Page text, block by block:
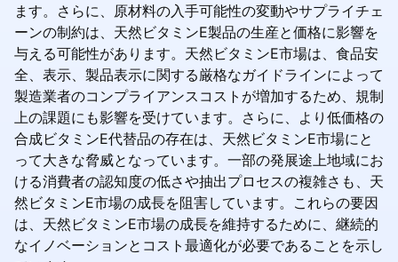
ます。さらに、原材料の入手可能性の変動やサプライチェ
ーンの制約は、天然ビタミンE製品の生産と価格に影響を
与える可能性があります。天然ビタミンE市場は、食品安
全、表示、製品表示に関する厳格なガイドラインによって
製造業者のコンプライアンスコストが増加するため、規制
上の課題にも影響を受けています。さらに、より低価格の
合成ビタミンE代替品の存在は、天然ビタミンE市場にと
って大きな脅威となっています。一部の発展途上地域にお
ける消費者の認知度の低さや抽出プロセスの複雑さも、天
然ビタミンE市場の成長を阻害しています。これらの要因
は、天然ビタミンE市場の成長を維持するために、継続的
なイノベーションとコスト最適化が必要であることを示し